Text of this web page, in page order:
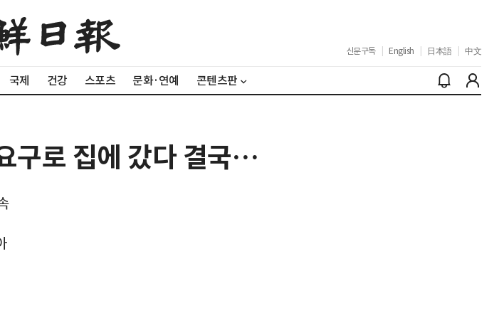
신문구독 English 日本語 中文
국제 건강 스포츠 문화·연예 콘텐츠판
구로 집에 갔다 결국…